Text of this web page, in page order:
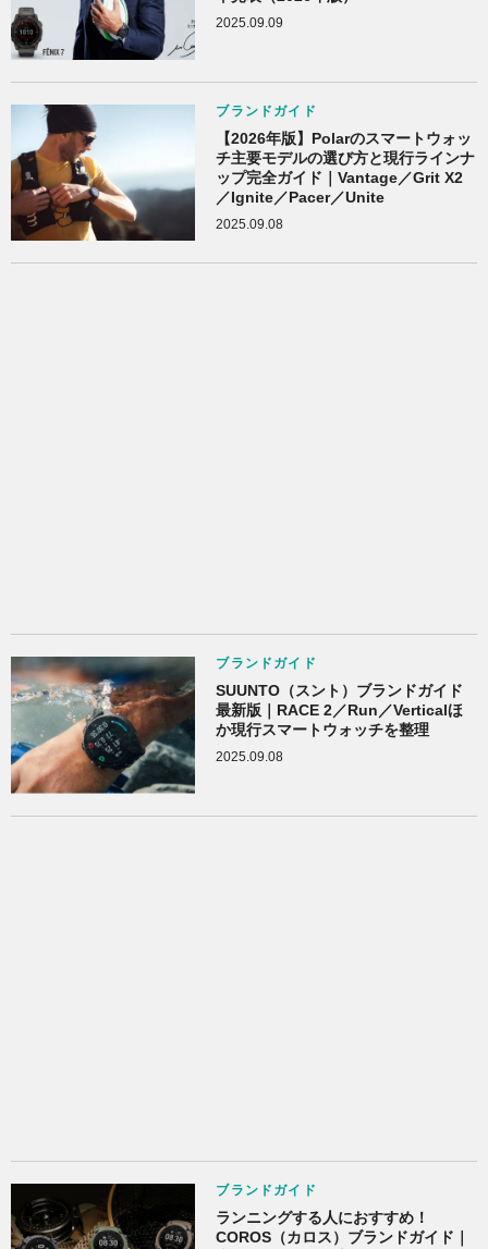
2025.09.09
ブランドガイド
【2026年版】Polarのスマートウォッ
チ主要モデルの選び方と現行ラインナ
ップ完全ガイド｜Vantage／Grit X2
／Ignite／Pacer／Unite
2025.09.08
ブランドガイド
SUUNTO（スント）ブランドガイド
最新版｜RACE 2／Run／Verticalほ
か現行スマートウォッチを整理
2025.09.08
ブランドガイド
ランニングする人におすすめ！
COROS（カロス）ブランドガイド｜